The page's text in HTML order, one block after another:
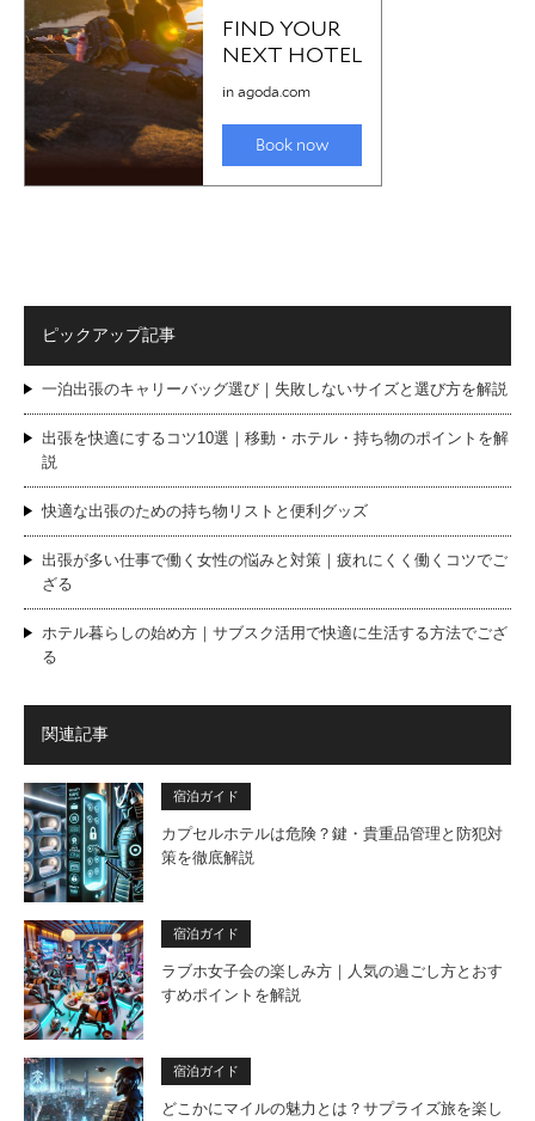
ピックアップ記事
一泊出張のキャリーバッグ選び｜失敗しないサイズと選び方を解説
出張を快適にするコツ10選｜移動・ホテル・持ち物のポイントを解
説
快適な出張のための持ち物リストと便利グッズ
出張が多い仕事で働く女性の悩みと対策｜疲れにくく働くコツでご
ざる
ホテル暮らしの始め方｜サブスク活用で快適に生活する方法でござ
る
関連記事
宿泊ガイド
カプセルホテルは危険？鍵・貴重品管理と防犯対
策を徹底解説
宿泊ガイド
ラブホ女子会の楽しみ方｜人気の過ごし方とおす
すめポイントを解説
宿泊ガイド
どこかにマイルの魅力とは？サプライズ旅を楽し